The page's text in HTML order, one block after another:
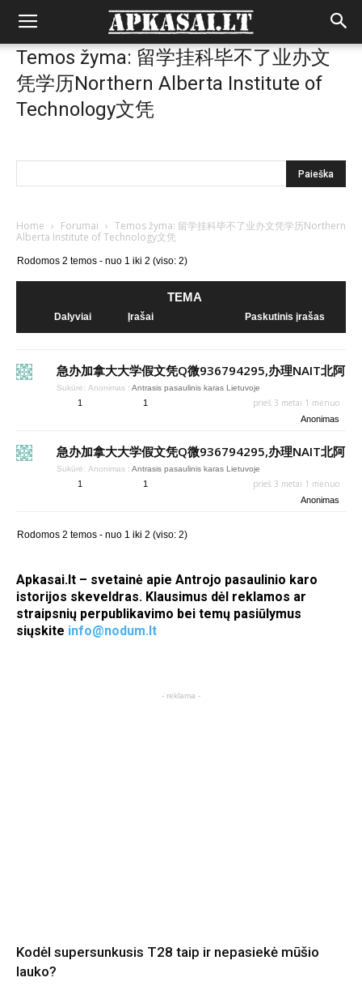
Temos žyma: 留学挂科毕不了业办文
凭学历Northern Alberta Institute of
Technology文凭
Home › Forumai › Temos žyma: 留学挂科毕不了业办文凭学历Northern
Alberta Institute of Technology文凭
Rodomos 2 temos - nuo 1 iki 2 (viso: 2)
TEMA
Dalyviai Įrašai Paskutinis įrašas
急办加拿大大学假文凭Q微936794295,办理NAIT北阿
Sukūrė: Anonimas : Antrasis pasaulinis karas Lietuvoje
1 1 prieš 3 metai 1 mėnuo
Anonimas
急办加拿大大学假文凭Q微936794295,办理NAIT北阿
Sukūrė: Anonimas : Antrasis pasaulinis karas Lietuvoje
1 1 prieš 3 metai 1 mėnuo
Anonimas
Rodomos 2 temos - nuo 1 iki 2 (viso: 2)
Apkasai.lt – svetainė apie Antrojo pasaulinio karo
istorijos skeveldras. Klausimus dėl reklamos ar
straipsnių perpublikavimo bei temų pasiūlymus
siųskite info@nodum.lt
- reklama -
Kodėl supersunkusis T28 taip ir nepasiekė mūšio
lauko?